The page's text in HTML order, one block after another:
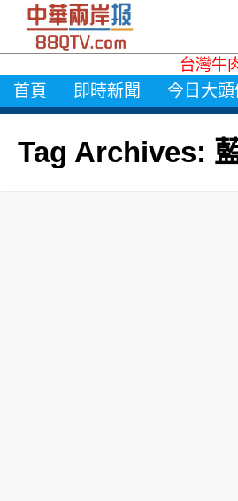
台灣牛
首頁 即時新聞 今日大頭
Tag Archives: